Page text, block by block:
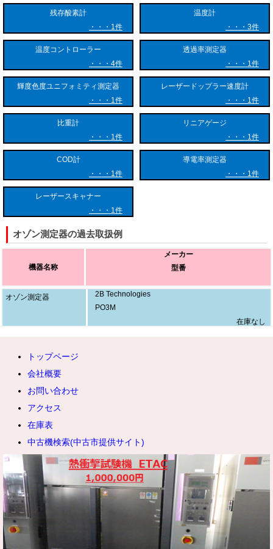
型の測定器が常時運用されています。
残存酸素計
1件
温度計
3件
温度コントローラー
4件
透過率測定器
1件
輝度色度ユニフォミティ測定器
1件
レーザードップラー速度計
1件
比重計
1件
リニアゲージ
1件
COD計
1件
導電率測定器
1件
レーザースキャナー
1件
オゾン測定器の過去取扱例
機器名称
メーカー
型番
オゾン測定器
2B Technologies
PO3M
在庫なし
トップページ
会社概要
お問い合わせ
アクセス
在庫表
中古機検索(中古市提供サイト)